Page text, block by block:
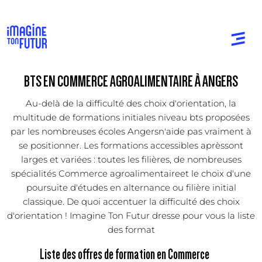
BTS EN COMMERCE AGROALIMENTAIRE À ANGERS
Au-delà de la difficulté des choix d'orientation, la
multitude de formations initiales niveau bts proposées
par les nombreuses écoles Angersn'aide pas vraiment à
se positionner. Les formations accessibles aprèssont
larges et variées : toutes les filières, de nombreuses
spécialités Commerce agroalimentaireet le choix d'une
poursuite d'études en alternance ou filière initial
classique. De quoi accentuer la difficulté des choix
d'orientation ! Imagine Ton Futur dresse pour vous la liste
des format
Liste des offres de formation en Commerce